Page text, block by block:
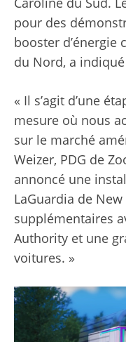
pour des
booster d’énergie
du Nord, a
« Il s’agit d’une
mesure où nous
sur le marché
Weizer, PDG de
annoncé une
LaGuardia de
supplémentaires
Authority et une
voitures. »